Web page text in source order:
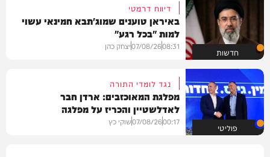
חדשות
דיווח דרמטי
באיראן טוענים שמוג'תבא חמינאי עשוי
למות "בכל רגע"
08:31
07/08/26יצחק כהן
פוליטי
נגד לומדי התורה
מפלגת המאוכזבים: ארדן חבר
לאדלשטיין והכריז על מפלגה
00:17
07/08/26שוקי כץ